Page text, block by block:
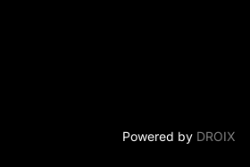
Powered by DROIX